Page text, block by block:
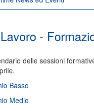
-
delle sessioni
Basso
Medio